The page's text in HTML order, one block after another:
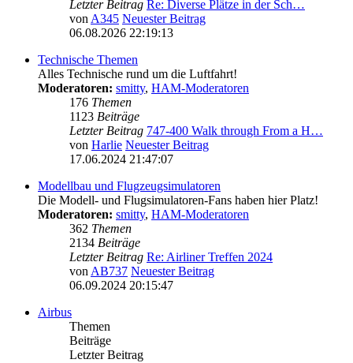
Letzter Beitrag Re: Diverse Plätze in der Sch…
vonA345 Neuester Beitrag
06.08.2026 22:19:13
Technische Themen
Alles Technische rund um die Luftfahrt!
Moderatoren: smitty, HAM-Moderatoren
176 Themen
1123 Beiträge
Letzter Beitrag 747-400 Walk through From a H…
von Harlie Neuester Beitrag
17.06.2024 21:47:07
Modellbau und Flugzeugsimulatoren
Die Modell- und Flugsimulatoren-Fans haben hier Platz!
Moderatoren: smitty, HAM-Moderatoren
362 Themen
2134 Beiträge
Letzter Beitrag Re: Airliner Treffen 2024
vonAB737 Neuester Beitrag
06.09.2024 20:15:47
Airbus
Themen
Beiträge
Letzter Beitrag